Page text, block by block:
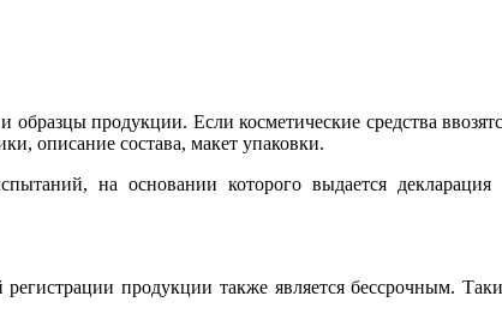
продукции. Если косметические средства
описание состава, макет упаковки.
на основании которого выдается декларация
регистрации продукции также является бессрочным.